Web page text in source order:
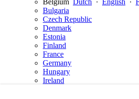
Bulgaria
Czech Republic
Denmark
Estonia
Finland
France
Germany
Hungary
Ireland